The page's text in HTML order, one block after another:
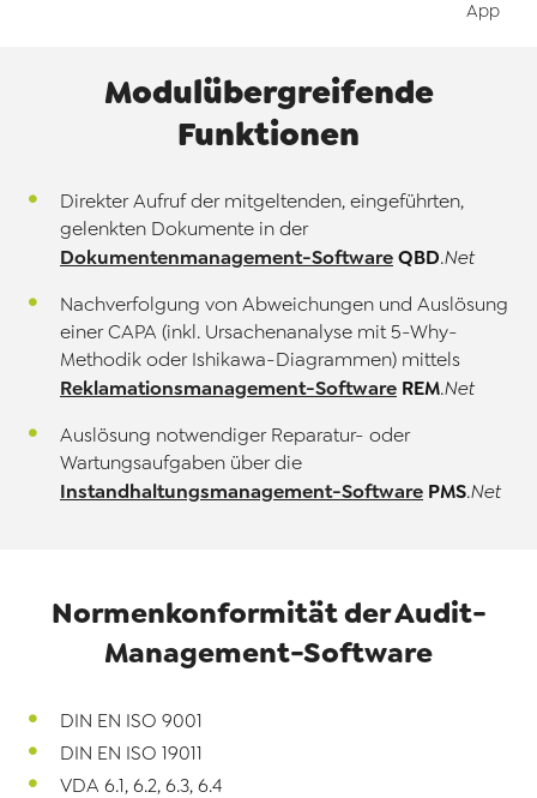
App
Modulübergreifende
Funktionen
Direkter Aufruf der mitgeltenden, eingeführten,
gelenkten Dokumente in der
Dokumentenmanagement-Software QBD.Net
Nachverfolgung von Abweichungen und Auslösung
einer CAPA (inkl. Ursachenanalyse mit 5-Why-
Methodik oder Ishikawa-Diagrammen) mittels
Reklamationsmanagement-Software REM.Net
Auslösung notwendiger Reparatur- oder
Wartungsaufgaben über die
Instandhaltungsmanagement-Software PMS.Net
Normenkonformität der Audit-
Management-Software
DIN EN ISO 9001
DIN EN ISO 19011
VDA 6.1, 6.2, 6.3, 6.4